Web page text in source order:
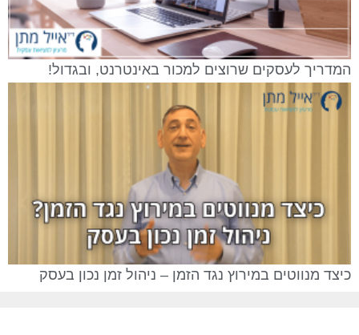
המדריך לעסקים שרוצים למכור באינטרנט, ובגדול!
כיצד מנווטים במירוץ נגד הזמן – ניהול זמן נכון בעסק